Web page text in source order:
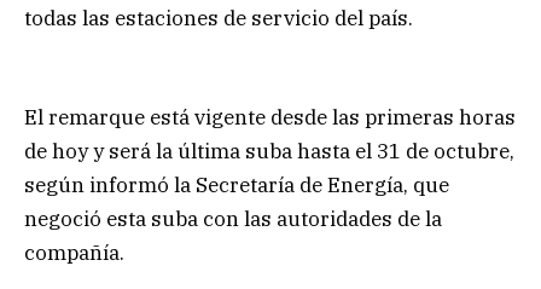
todas las estaciones de servicio del país.
El remarque está vigente desde las primeras horas
de hoy y será la última suba hasta el 31 de octubre,
según informó la Secretaría de Energía, que
negoció esta suba con las autoridades de la
compañía.